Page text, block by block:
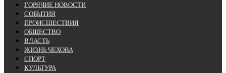
ГОРЯЧИЕ НОВОСТИ
СОБЫТИЯ
ПРОИСШЕСТВИЯ
ОБЩЕСТВО
ВЛАСТЬ
ЖИЗНЬ ЧЕХОВА
СПОРТ
КУЛЬТУРА